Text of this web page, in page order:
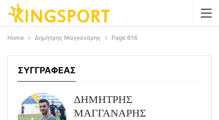
Home Δημήτρης Μαγγανάρης Page 616
ΣΥΓΓΡΑΦΕΑΣ
ΔΗΜΗΤΡΗΣ
ΜΑΓΓΑΝΑΡΗΣ